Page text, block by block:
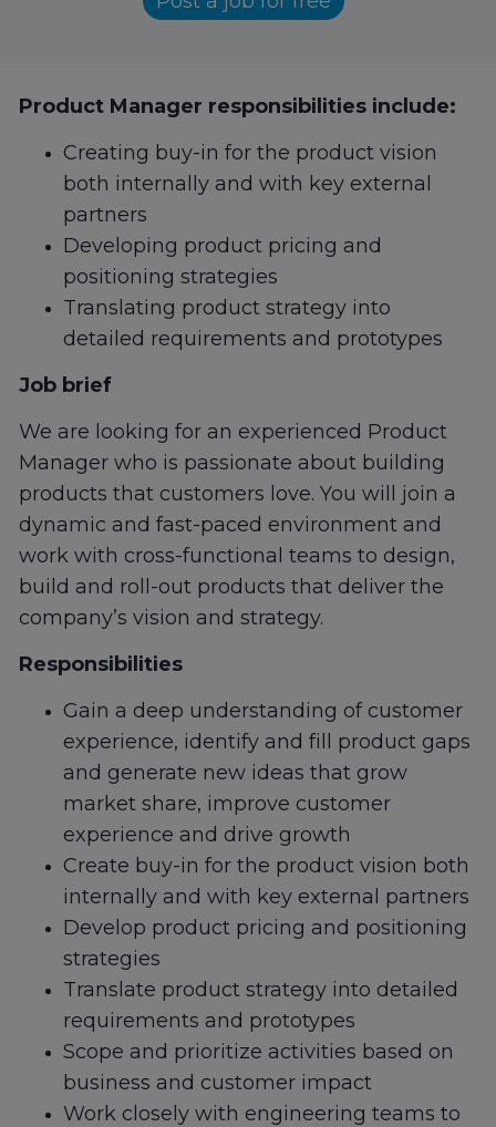
Product Manager responsibilities include:
Creating buy-in for the product vision
both internally and with key external
partners
Developing product pricing and
positioning strategies
Translating product strategy into
detailed requirements and prototypes
Job brief
We are looking for an experienced Product
Manager who is passionate about building
products that customers love. You will join a
dynamic and fast-paced environment and
work with cross-functional teams to design,
build and roll-out products that deliver the
company’s vision and strategy.
Responsibilities
Gain a deep understanding of customer
experience, identify and fill product gaps
and generate new ideas that grow
market share, improve customer
experience and drive growth
Create buy-in for the product vision both
internally and with key external partners
Develop product pricing and positioning
strategies
Translate product strategy into detailed
requirements and prototypes
Scope and prioritize activities based on
business and customer impact
Work closely with engineering teams to